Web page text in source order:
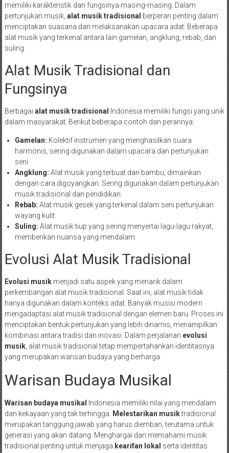
memiliki karakteristik dan fungsinya masing-masing. Dalam
pertunjukan musik, alat musik tradisional berperan penting dalam
menciptakan suasana dan melaksanakan upacara adat. Beberapa
alat musik yang terkenal antara lain gamelan, angklung, rebab, dan
suling.
Alat Musik Tradisional dan
Fungsinya
Berbagai alat musik tradisional
Indonesia memiliki fungsi yang unik
dalam masyarakat. Berikut beberapa contoh dan perannya:
Gamelan: Kolektif instrumen yang menghasilkan suara
harmonis, sering digunakan dalam upacara dan pertunjukan
seni.
Angklung: Alat musik yang terbuat dari bambu, dimainkan
dengan cara digoyangkan. Sering digunakan dalam pertunjukan
musik tradisional dan pendidikan.
Rebab: Alat musik gesek yang terkenal dalam seni pertunjukan
wayang kulit.
Suling: Alat musik tiup yang sering menyertai lagu-lagu rakyat,
memberikan nuansa yang mendalam.
Evolusi Alat Musik Tradisional
Evolusi musikmenjadi satu aspek yang menarik dalam
perkembangan alat musik tradisional. Saat ini, alat musik tidak
hanya digunakan dalam konteks adat. Banyak musisi modern
mengadaptasi alat musik tradisional dengan elemen baru. Proses ini
menciptakan bentuk pertunjukan yang lebih dinamis, menampilkan
kombinasi antara tradisi dan inovasi. Dalam perjalanan evolusi
musik, alat musik tradisional tetap mempertahankan identitasnya
yang merupakan warisan budaya yang berharga.
Warisan Budaya Musikal
Warisan budaya musikal
Indonesia memiliki nilai yang mendalam
dan kekayaan yang tak terhingga.
Melestarikan musiktradisional
merupakan tanggung jawab yang harus diemban, terutama untuk
generasi yang akan datang. Menghargai dan memahami musik
tradisional penting untuk menjaga kearifan lokal serta identitas